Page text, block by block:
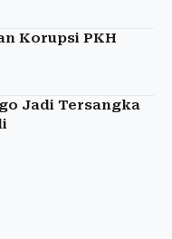
Korupsi PKH
Jadi Tersangka